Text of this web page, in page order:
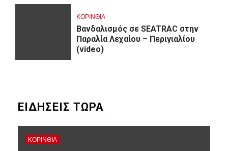
ΚΟΡΙΝΘΊΑ
Βανδαλισμός σε SEATRAC στην
Παραλία Λεχαίου – Περιγιαλίου
(video)
ΕΙΔΗΣΕΙΣ ΤΩΡΑ
ΚΟΡΙΝΘΊΑ